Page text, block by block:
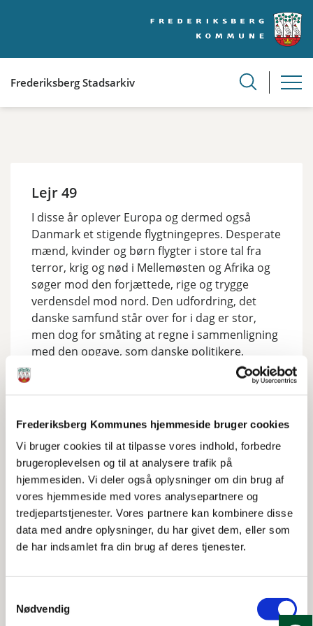
Frederiksberg Kommunes hjemmeside bruger cookies
Vi bruger cookies til at tilpasse vores indhold, forbedre
brugeroplevelsen og til at analysere trafik på
hjemmesiden. Vi deler også oplysninger om din brug af
vores hjemmeside med vores analysepartnere og
tredjepartstjenester. Vores partnere kan kombinere disse
data med andre oplysninger, du har givet dem, eller som
de har indsamlet fra din brug af deres tjenester.
Nødvendig
Frederiksberg Stadsarkiv
Lejr 49
I disse år oplever Europa og dermed også
Danmark et stigende flygtningepres. Desperate
mænd, kvinder og børn flygter i store tal fra
terror, krig og nød i Mellemøsten og Afrika og
søger mod den forjættede, rige og trygge
verdensdel mod nord. Den udfordring, det
danske samfund står over for i dag er stor,
men dog for småting at regne i sammenligning
med den opgave, som danske politikere,
embedsmænd, læger og skoleledere stod
succesfulde sovjetiske fremrykning mod vest
sendte millioner på flugt mod vest. Den største
folkevandring siden Antikken, er masseflugten
blevet kaldt.
frederiksbergske skoler